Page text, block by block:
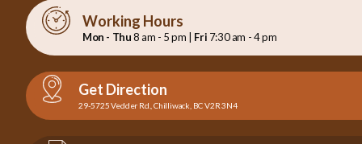
Working Hours
Mon - Thu8 am - 5 pm | Fri 7:30 am - 4 pm
Get Direction
29-5725 Vedder Rd., Chilliwack, BC V2R 3N4